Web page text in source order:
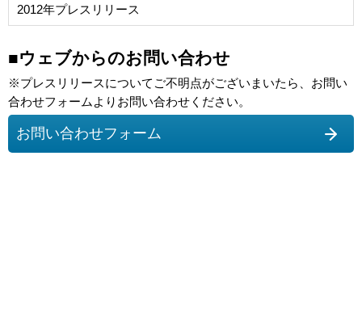
2012年プレスリリース
■ウェブからのお問い合わせ
※プレスリリースについてご不明点がございまいたら、お問い
合わせフォームよりお問い合わせください。
お問い合わせフォーム